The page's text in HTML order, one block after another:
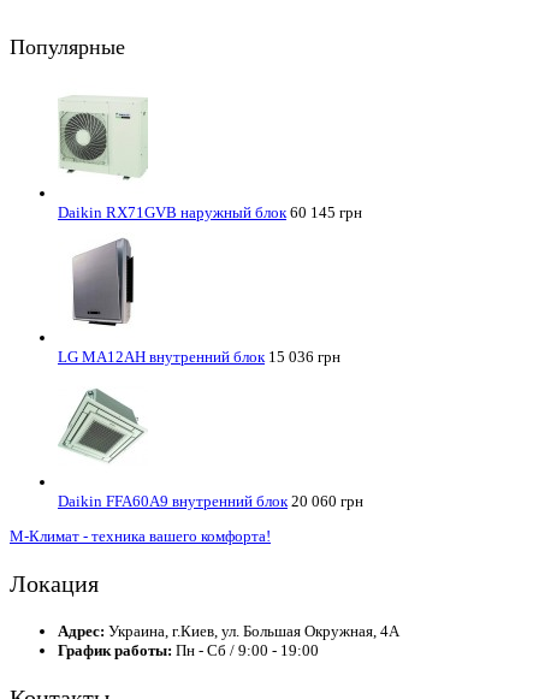
Популярные
Daikin RX71GVB наружный блок 60 145 грн
LG MA12AH внутренний блок 15 036 грн
Daikin FFA60A9 внутренний блок 20 060 грн
М-Климат - техника вашего комфорта!
Локация
Адрес: Украина, г.Киев, ул. Большая Окружная, 4А
График работы: Пн - Сб / 9:00 - 19:00